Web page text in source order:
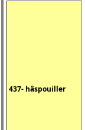
437- hâspouiller